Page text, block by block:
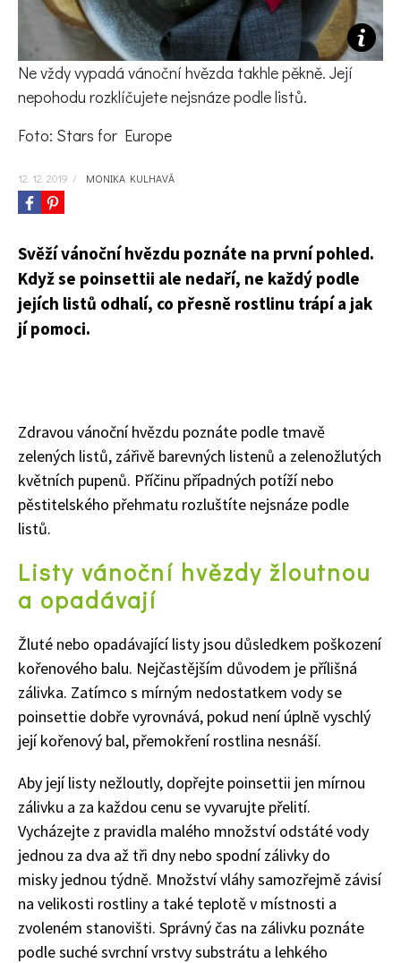
KVÍZY A TESTY
Ne vždy vypadá vánoční hvězda takhle pěkně. Její
nepohodu rozklíčujete nejsnáze podle listů.
Foto: Stars for Europe
12. 12. 2019 / MONIKA KULHAVÁ
Svěží vánoční hvězdu poznáte na první pohled.
Když se poinsettii ale nedaří, ne každý podle
jejích listů odhalí, co přesně rostlinu trápí a jak
jí pomoci.
Zdravou vánoční hvězdu poznáte podle tmavě
zelených listů, zářivě barevných listenů a zelenožlutých
květních pupenů. Příčinu případných potíží nebo
pěstitelského přehmatu rozluštíte nejsnáze podle
listů.
Listy vánoční hvězdy žloutnou
a opadávají
Žluté nebo opadávající listy jsou důsledkem poškození
kořenového balu. Nejčastějším důvodem je přílišná
zálivka. Zatímco s mírným nedostatkem vody se
poinsettie dobře vyrovnává, pokud není úplně vyschlý
její kořenový bal, přemokření rostlina nesnáší.
Aby její listy nežloutly, dopřejte poinsettii jen mírnou
zálivku a za každou cenu se vyvarujte přelití.
Vycházejte z pravidla malého množství odstáté vody
jednou za dva až tři dny nebo spodní zálivky do
misky jednou týdně. Množství vláhy samozřejmě závisí
na velikosti rostliny a také teplotě v místnosti a
zvoleném stanovišti. Správný čas na zálivku poznáte
podle suché svrchní vrstvy substrátu a lehkého